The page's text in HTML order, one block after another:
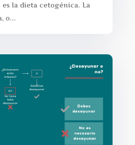
la dieta cetogénica. La
o...